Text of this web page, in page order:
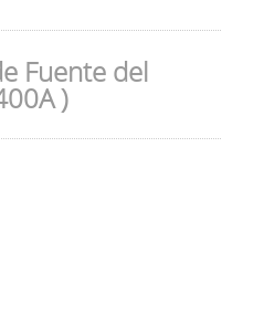
Fuente del
)